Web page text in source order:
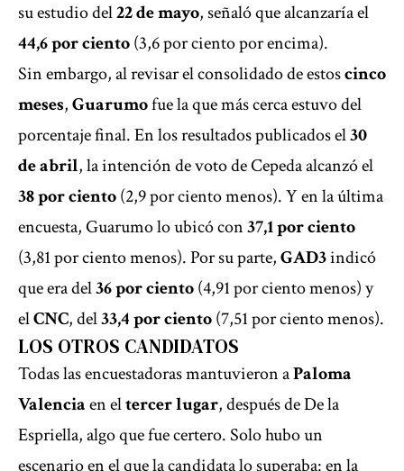
su estudio del22 de mayo, señaló que alcanzaría el
44,6 por ciento(3,6 por ciento por encima).
Sin embargo, al revisar el consolidado de estoscinco
meses,Guarumofue la que más cerca estuvo del
porcentaje final. En los resultados publicados el30
de abril, la intención de voto de Cepeda alcanzó el
38 por ciento(2,9 por ciento menos). Y en la última
encuesta, Guarumo lo ubicó con37,1 por ciento
(3,81 por ciento menos). Por su parte,GAD3indicó
que era del36 por ciento(4,91 por ciento menos) y
elCNC, del33,4 por ciento(7,51 por ciento menos).
LOS OTROS CANDIDATOS
Todas las encuestadoras mantuvieron aPaloma
Valenciaen eltercer lugar, después de De la
Espriella, algo que fue certero. Solo hubo un
escenario en el que la candidata lo superaba: en la